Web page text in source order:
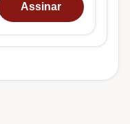
Assinar